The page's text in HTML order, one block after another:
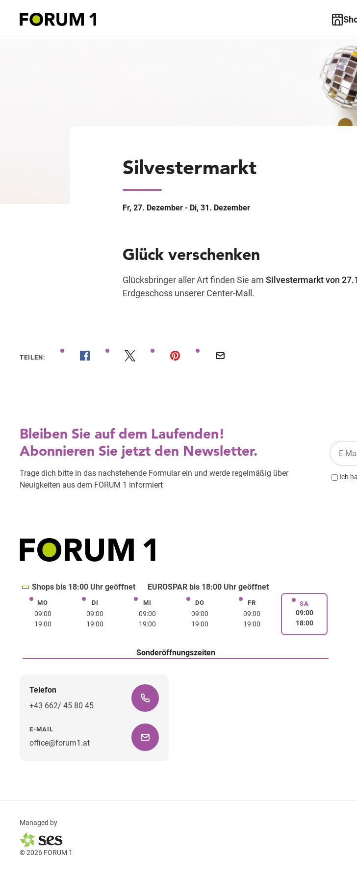
Silvestermarkt
Fr, 27. Dezember - Di, 31. Dezember
Glück verschenken
Glücksbringer aller Art finden Sie am Silvestermarkt von
Erdgeschoss unserer Center-Mall.
TEILEN:
Shops bis 18:00 Uhr geöffnet EUROSPAR bis 18:00 Uhr geöffnet
MOMontag
09:00
19:00
DIDienstag
09:00
19:00
MIMittwoch
09:00
19:00
DODonnerstag
09:00
19:00
FRFreitag
09:00
19:00
SASamstag
09:00
18:00
Sonderöffnungszeiten
Telefon
+43 662/ 45 80 45
E-MAIL
office@forum1.at
Managed by
© 2026 FORUM 1